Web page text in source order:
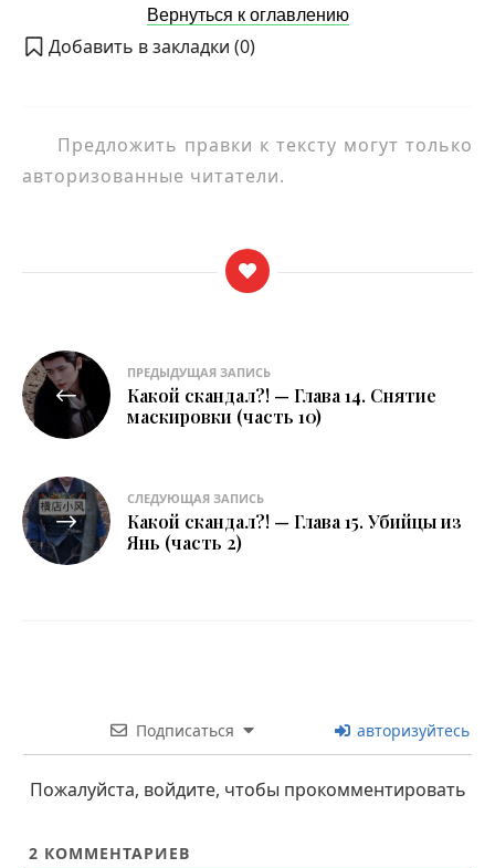
Вернуться к оглавлению
Добавить в закладки (0)
Предложить правки к тексту могут только
авторизованные читатели.
Навигация
по
записям
ПРЕДЫДУЩАЯ ЗАПИСЬ
Какой скандал?! — Глава 14. Снятие
маскировки (часть 10)
СЛЕДУЮЩАЯ ЗАПИСЬ
Какой скандал?! — Глава 15. Убийцы из
Янь (часть 2)
Подписаться авторизуйтесь
Пожалуйста, войдите, чтобы прокомментировать
2 КОММЕНТАРИЕВ